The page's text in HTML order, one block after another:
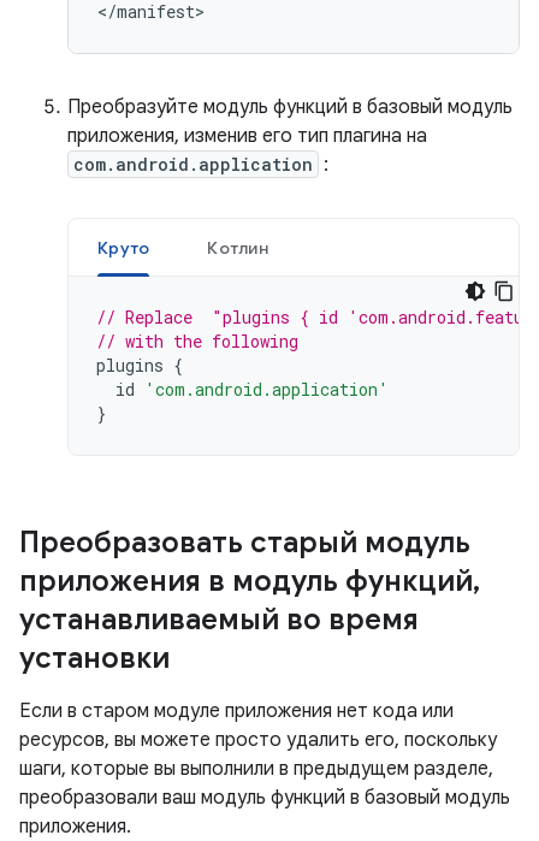
Преобразуйте модуль функций в базовый модуль
приложения, изменив его тип плагина на
com.android.application :
Круто Котлин
// Replace  "plugins { id
// with the following
plugins {
id
'com.android.application'
}
Преобразовать старый модуль
приложения в модуль функций,
устанавливаемый во время
установки
Если в старом модуле приложения нет кода или
ресурсов, вы можете просто удалить его, поскольку
шаги, которые вы выполнили в предыдущем разделе,
преобразовали ваш модуль функций в базовый модуль
приложения.